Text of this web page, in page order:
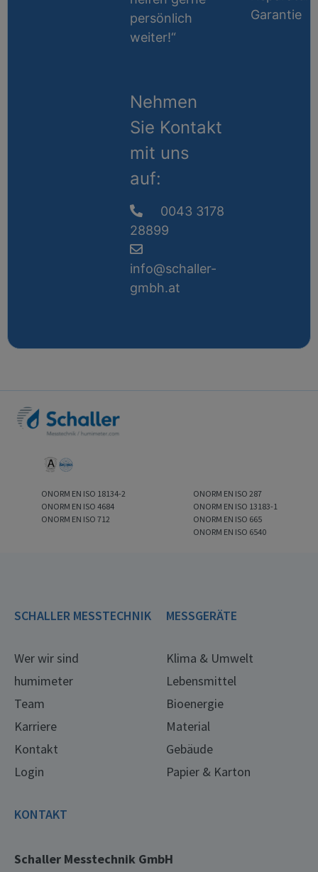
persönlich
weiter!“
Nehmen
Sie Kontakt
mit uns
auf:
0043 3178
28899
info@schaller-
gmbh.at
Garantie
ONORM EN ISO 18134-2
ONORM EN ISO 4684
ONORM EN ISO 712
ONORM EN ISO 287
ONORM EN ISO 13183-1
ONORM EN ISO 665
ONORM EN ISO 6540
SCHALLER MESSTECHNIK
Wer wir sind
humimeter
Team
Karriere
Kontakt
Login
MESSGERÄTE
Klima & Umwelt
Lebensmittel
Bioenergie
Material
Gebäude
Papier & Karton
KONTAKT
Schaller Messtechnik GmbH